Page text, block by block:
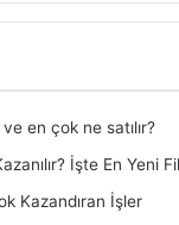
en çok ne satılır?
İşte En Yeni
Kazandıran İşler